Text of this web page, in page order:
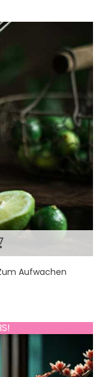
Aufwachen